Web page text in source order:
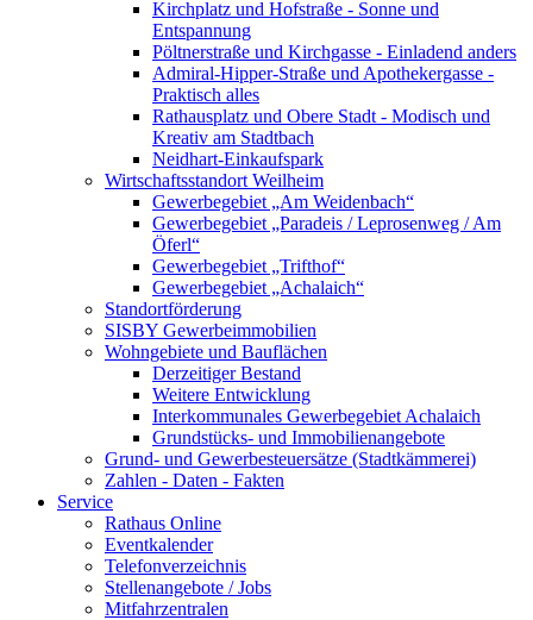
Kirchplatz und Hofstraße - Sonne und
Entspannung
Pöltnerstraße und Kirchgasse - Einladend anders
Admiral-Hipper-Straße und Apothekergasse -
Praktisch alles
Rathausplatz und Obere Stadt - Modisch und
Kreativ am Stadtbach
Neidhart-Einkaufspark
Wirtschaftsstandort Weilheim
Gewerbegebiet „Am Weidenbach“
Gewerbegebiet „Paradeis / Leprosenweg / Am
Öferl“
Gewerbegebiet „Trifthof“
Gewerbegebiet „Achalaich“
Standortförderung
SISBY Gewerbeimmobilien
Wohngebiete und Bauflächen
Derzeitiger Bestand
Weitere Entwicklung
Interkommunales Gewerbegebiet Achalaich
Grundstücks- und Immobilienangebote
Grund- und Gewerbesteuersätze (Stadtkämmerei)
Zahlen - Daten - Fakten
Service
Rathaus Online
Eventkalender
Telefonverzeichnis
Stellenangebote / Jobs
Mitfahrzentralen